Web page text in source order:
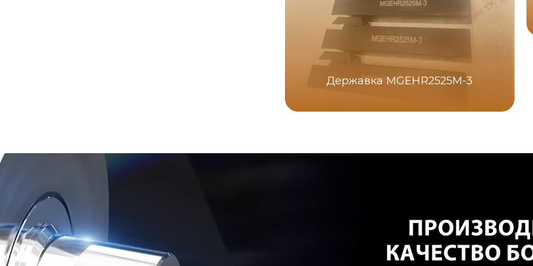
Державка MGEHR2525M-3